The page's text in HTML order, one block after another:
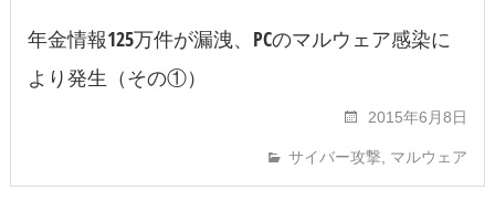
年金情報125万件が漏洩、PCのマルウェア感染に
より発生（その①）
2015年6月8日
サイバー攻撃 マルウェア